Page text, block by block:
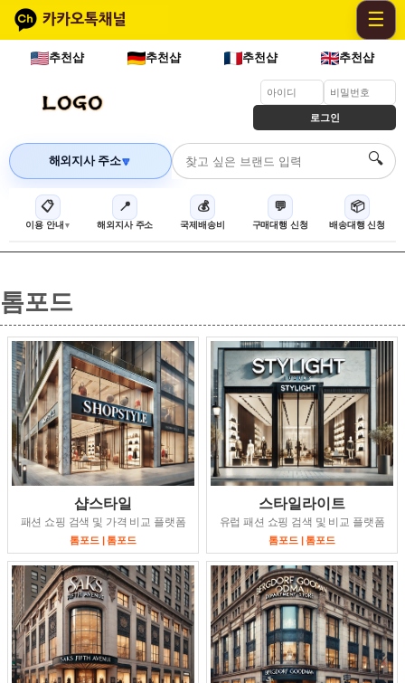
☰
추천샵 추천샵 추천샵 추천샵
로그인
해외지사 주소🔽 🔍
📋
이용 안내
📍
해외지사 주소
💰
국제배송비
💬
구매대행 신청
📦
배송대행 신청
톰포드
샵스타일
패션 쇼핑 검색 및 가격 비교 플랫폼
톰포드 | 톰포드
스타일라이트
유럽 패션 쇼핑 검색 및 비교 플랫폼
톰포드 | 톰포드